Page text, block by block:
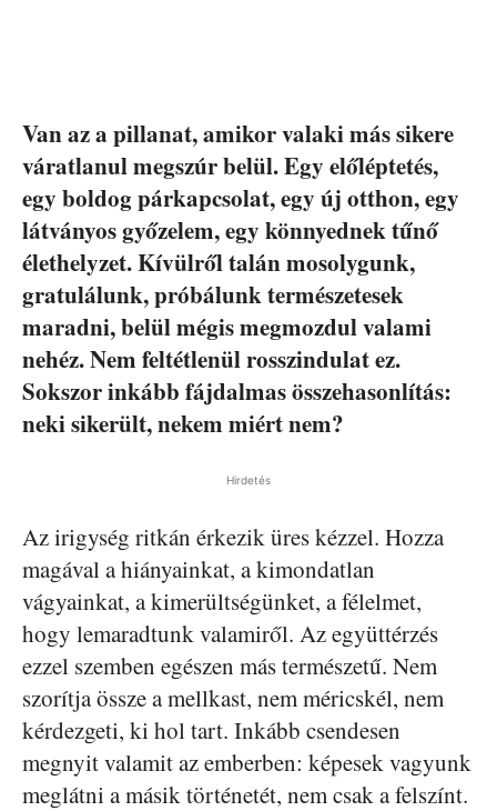
Van az a pillanat, amikor valaki más sikere
váratlanul megszúr belül. Egy előléptetés,
egy boldog párkapcsolat, egy új otthon, egy
látványos győzelem, egy könnyednek tűnő
élethelyzet. Kívülről talán mosolygunk,
gratulálunk, próbálunk természetesek
maradni, belül mégis megmozdul valami
nehéz. Nem feltétlenül rosszindulat ez.
Sokszor inkább fájdalmas összehasonlítás:
neki sikerült, nekem miért nem?
Hirdetés
Az irigység ritkán érkezik üres kézzel. Hozza
magával a hiányainkat, a kimondatlan
vágyainkat, a kimerültségünket, a félelmet,
hogy lemaradtunk valamiről. Az együttérzés
ezzel szemben egészen más természetű. Nem
szorítja össze a mellkast, nem méricskél, nem
kérdezgeti, ki hol tart. Inkább csendesen
megnyit valamit az emberben: képesek vagyunk
meglátni a másik történetét, nem csak a felszínt.